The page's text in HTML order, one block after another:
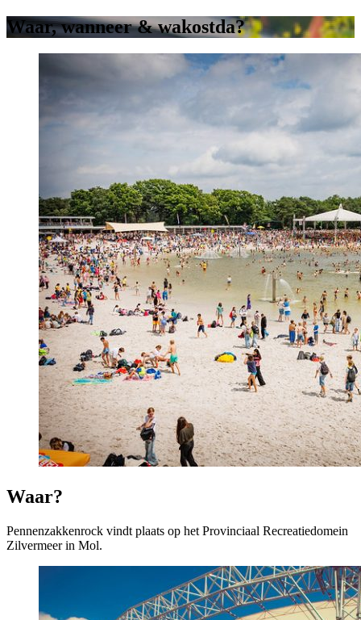
Waar, wanneer & wakostda?
Waar?
Pennenzakkenrock vindt plaats op het Provinciaal Recreatiedomein
Zilvermeer in Mol.